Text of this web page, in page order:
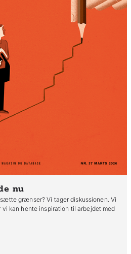
nu
grænser? Vi tager diskussionen. Vi
vi kan hente inspiration til arbejdet med